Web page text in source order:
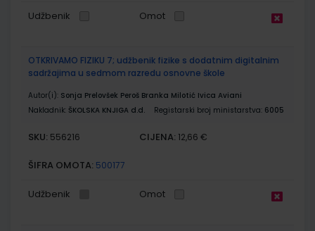
Udžbenik Omot
OTKRIVAMO FIZIKU 7; udžbenik fizike s dodatnim digitalnim
sadržajima u sedmom razredu osnovne škole
Autor(i): Sonja Prelovšek Peroš Branka Milotić Ivica Aviani
Nakladnik: ŠKOLSKA KNJIGA d.d. Registarski broj ministarstva: 6005
SKU: 556216 CIJENA: 12,66 €
ŠIFRA OMOTA: 500177
Udžbenik Omot